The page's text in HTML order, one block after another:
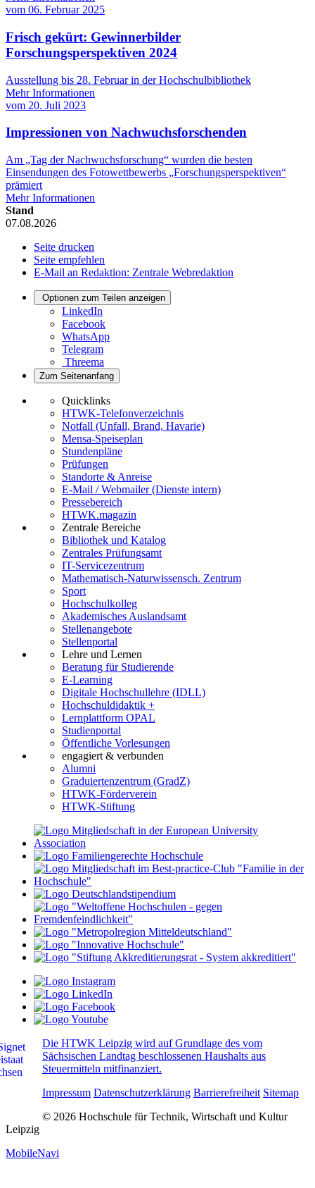
vom 06. Februar 2025
Frisch gekürt: Gewinnerbilder
Forschungsperspektiven 2024
Ausstellung bis 28. Februar in der Hochschulbibliothek
Mehr Informationen
vom 20. Juli 2023
Impressionen von Nachwuchsforschenden
Am „Tag der Nachwuchsforschung“ wurden die besten
Einsendungen des Fotowettbewerbs „Forschungsperspektiven“
prämiert
Mehr Informationen
Stand
07.08.2026
Seite drucken
Seite empfehlen
E-Mail an Redaktion: Zentrale Webredaktion
Optionen zum Teilen anzeigen
LinkedIn
Facebook
WhatsApp
Telegram
Threema
Zum Seitenanfang
Quicklinks
HTWK-Telefonverzeichnis
Notfall (Unfall, Brand, Havarie)
Mensa-Speiseplan
Stundenpläne
Prüfungen
Standorte & Anreise
E-Mail / Webmailer (Dienste intern)
Pressebereich
HTWK.magazin
Zentrale Bereiche
Bibliothek und Katalog
Zentrales Prüfungsamt
IT-Servicezentrum
Mathematisch-Naturwissensch. Zentrum
Sport
Hochschulkolleg
Akademisches Auslandsamt
Stellenangebote
Stellenportal
Lehre und Lernen
Beratung für Studierende
E-Learning
Digitale Hochschullehre (IDLL)
Hochschuldidaktik +
Lernplattform OPAL
Studienportal
Öffentliche Vorlesungen
engagiert & verbunden
Alumni
Graduiertenzentrum (GradZ)
HTWK-Förderverein
HTWK-Stiftung
Die HTWK Leipzig wird auf Grundlage des vom
Sächsischen Landtag beschlossenen Haushalts aus
Steuermitteln mitfinanziert.
Impressum Datenschutzerklärung Barrierefreiheit Sitemap
© 2026 Hochschule für Technik, Wirtschaft und Kultur
Leipzig
MobileNavi